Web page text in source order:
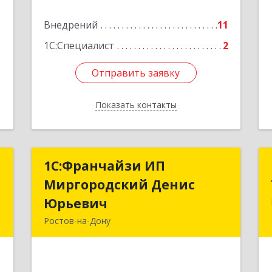
Внедрений
11
1С:Специалист
2
Отправить заявку
Показать контакты
Отправить заявку
Назад
1С:Франчайзи ИП
Миргородский Денис
Юрьевич
Ростов-на-Дону
1С:Франчайзи ИП
Миргородский Денис